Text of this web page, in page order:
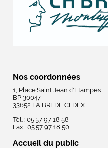
Nos coordonnées
1, Place Saint Jean d'Etampes
BP 30047
33652 LA BREDE CEDEX
Tél. : 05 57 97 18 58
Fax : 05 57 97 18 50
Accueil du public